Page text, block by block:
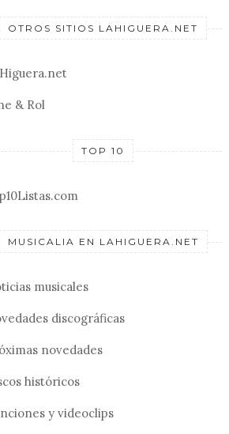
OTROS SITIOS LAHIGUERA.NET
& Rol
TOP 10
MUSICALIA EN LAHIGUERA.NET
musicales
discográficas
novedades
históricos
y videoclips